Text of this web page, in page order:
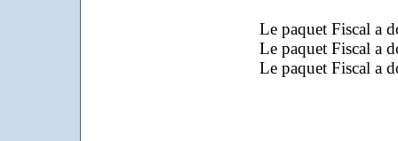
Le paquet Fiscal a
Le paquet Fiscal a
Le paquet Fiscal a